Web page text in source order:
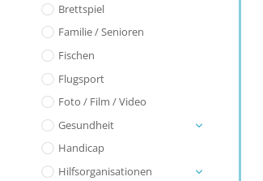
Brettspiel
Familie / Senioren
Fischen
Flugsport
Foto / Film / Video
Gesundheit
Handicap
Hilfsorganisationen